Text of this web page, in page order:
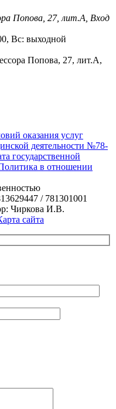
Попова, 27, лит.А, Вход
Вс: выходной
Попова, 27, лит.А,
деятельности №78-
государственной
в отношении
/ 781301001
Чиркова И.В.
сайта